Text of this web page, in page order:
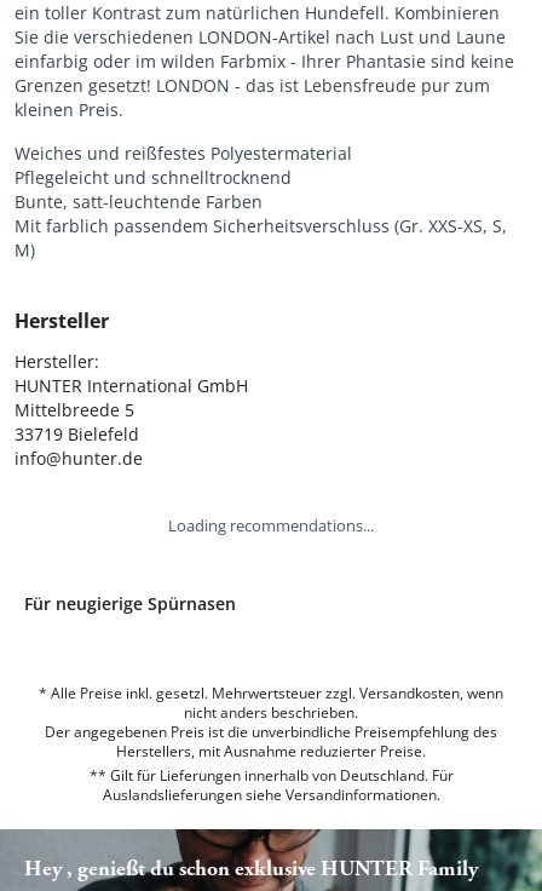
ein toller Kontrast zum natürlichen Hundefell. Kombinieren
Sie die verschiedenen LONDON-Artikel nach Lust und Laune
einfarbig oder im wilden Farbmix - Ihrer Phantasie sind keine
Grenzen gesetzt! LONDON - das ist Lebensfreude pur zum
kleinen Preis.
Weiches und reißfestes Polyestermaterial
Pflegeleicht und schnelltrocknend
Bunte, satt-leuchtende Farben
Mit farblich passendem Sicherheitsverschluss (Gr. XXS-XS, S,
M)
Hersteller
Hersteller:
HUNTER International GmbH
Mittelbreede 5
33719 Bielefeld
info@hunter.de
Loading recommendations...
Für neugierige Spürnasen
* Alle Preise inkl. gesetzl. Mehrwertsteuer zzgl. Versandkosten, wenn
nicht anders beschrieben.
Der angegebenen Preis ist die unverbindliche Preisempfehlung des
Herstellers, mit Ausnahme reduzierter Preise.
** Gilt für Lieferungen innerhalb von Deutschland. Für
Auslandslieferungen siehe Versandinformationen.
Hey , genießt du schon exklusive HUNTER Family